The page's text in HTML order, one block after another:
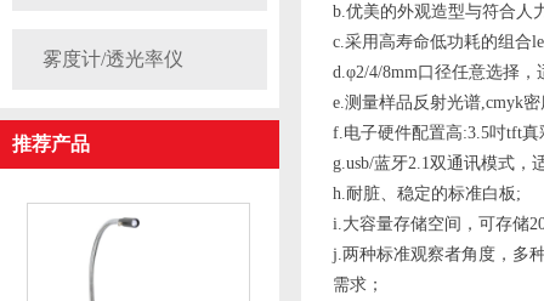
雾度计/透光率仪
推荐产品
b.优美的外观造型与符合人
c.采用高寿命低功耗的组合
d.φ2/4/8mm口径任意选择
e.测量样品反射光谱,cmyk
f.电子硬件配置高:3.5吋tft真彩
g.usb/蓝牙2.1双通讯模式，
h.耐脏、稳定的标准白板;
i.大容量存储空间，可存储
j.两种标准观察者角度，多种
需求；